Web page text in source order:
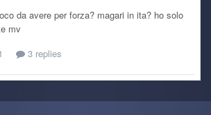
da avere per forza? magari in ita? ho solo
mv
3 replies